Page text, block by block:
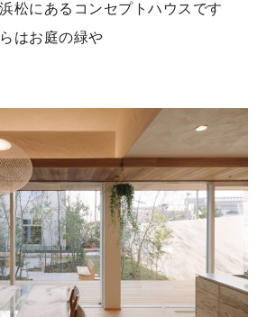
松にあるコンセプトハウスです
はお庭の緑や